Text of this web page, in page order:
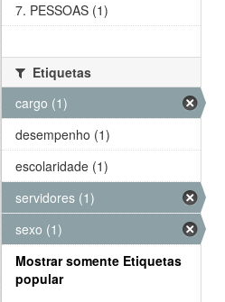
7. PESSOAS (1)
Etiquetas
cargo (1)
desempenho (1)
escolaridade (1)
servidores (1)
sexo (1)
Mostrar somente Etiquetas
popular